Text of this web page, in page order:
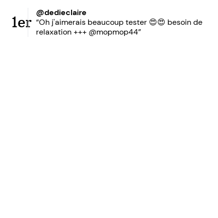
1er
@dedieclaire
“Oh j'aimerais beaucoup tester 😍😍 besoin de
relaxation +++ @mopmop44”